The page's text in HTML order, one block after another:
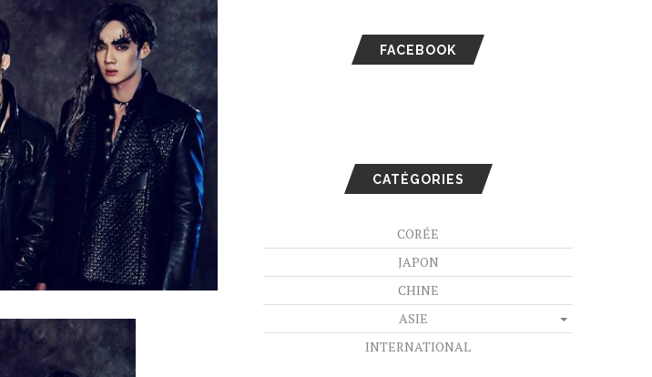
FACEBOOK
CATÉGORIES
CORÉE
JAPON
CHINE
ASIE
INTERNATIONAL